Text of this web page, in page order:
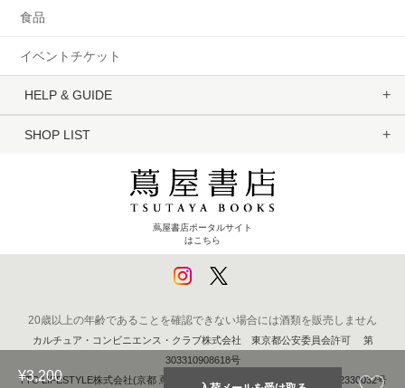
¥3,200
食品
イベントチケット
HELP & GUIDE
SHOP LIST
蔦屋書店ポータルサイト
はこちら
20歳以上の年齢であることを確認できない場合には酒類を販売しません
カルチュア・コンビニエンス・クラブ株式会社 東京都公安委員会許可 第
303310908618号
TTC LIFESTYLE株式会社(京都 蔦屋書店) 京都府公安委員会 第611262330032号